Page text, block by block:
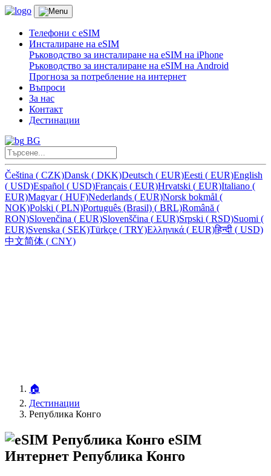
Телефони с eSIM
Инсталиране на eSIM
Ръководство за инсталиране на eSIM на iPhone
Ръководство за инсталиране на eSIM на Android
Прогноза за потребление на интернет
Въпроси
За нас
Контакт
Дестинации
BG
Čeština ( CZK)Dansk ( DKK)Deutsch ( EUR)Eesti ( EUR)English
( USD)Español ( USD)Français ( EUR)Hrvatski ( EUR)Italiano (
EUR)Magyar( HUF)Nederlands ( EUR)Norsk bokmål (
NOK)Polski ( PLN)Português (Brasil) ( BRL)Română (
RON)Slovenčina ( EUR)Slovenščina ( EUR)Srpski ( RSD)Suomi (
EUR)Svenska ( SEK)Türkçe ( TRY)Ελληνικά ( EUR)हिन्दी ( USD)
中文简体 ( CNY)
🏠
Дестинации
Република Конго
eSIM
Интернет Република Конго